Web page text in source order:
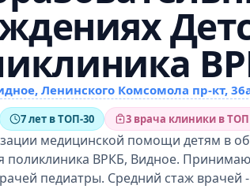
Ленинского Комсомола пр-кт,
7 лет в ТОП-30 3 врача клиники в
медицинской помощи детям в
поликлиника ВРКБ, Видное.
педиатры. Средний стаж врачей -